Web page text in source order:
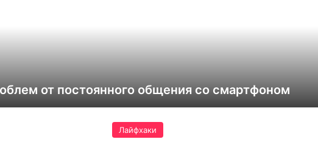
от постоянного общения со смартфоном
Лайфхаки